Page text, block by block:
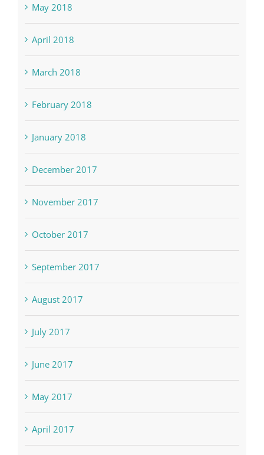
May 2018
April 2018
March 2018
February 2018
January 2018
December 2017
November 2017
October 2017
September 2017
August 2017
July 2017
June 2017
May 2017
April 2017